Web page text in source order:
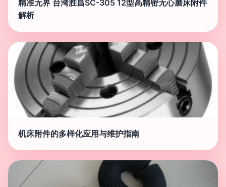
精准无界 台湾胜昌SC-305 12型高精密无心磨床附件
解析
机床附件的多样化应用与维护指南